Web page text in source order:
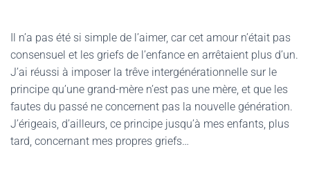
Il n’a pas été si simple de l’aimer, car cet amour n’était pas
consensuel et les griefs de l’enfance en arrêtaient plus d’un.
J’ai réussi à imposer la trêve intergénérationnelle sur le
principe qu’une grand-mère n’est pas une mère, et que les
fautes du passé ne concernent pas la nouvelle génération.
J’érigeais, d’ailleurs, ce principe jusqu’à mes enfants, plus
tard, concernant mes propres griefs…